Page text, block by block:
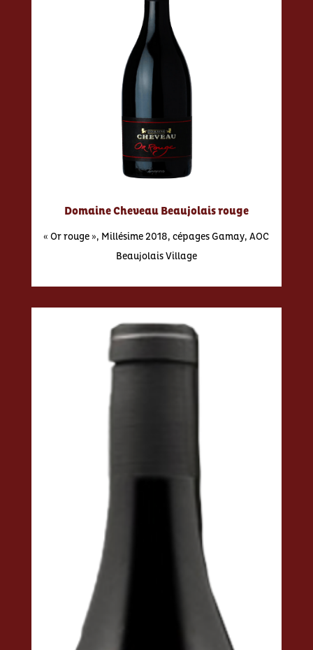
Domaine Cheveau Beaujolais rouge
« Or rouge », Millésime 2018, cépages Gamay, AOC
Beaujolais Village